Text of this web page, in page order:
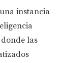
instancia
las